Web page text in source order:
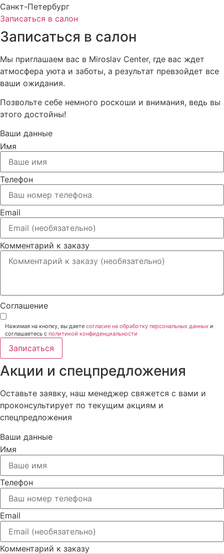
Санкт-Петербург
Записаться в салон
Записаться в салон
Мы приглашаем вас в Miroslav Center, где вас ждет
атмосфера уюта и заботы, а результат превзойдет все
ваши ожидания.
Позвольте себе немного роскоши и внимания, ведь вы
этого достойны!
Ваши данные
Имя
Телефон
Email
Комментарий к заказу
Соглашение
Нажимая на кнопку, вы даете согласие на обработку персональных данных и
соглашаетесь c политикой конфиденциальности
Записаться
Акции и спецпредложения
Оставьте заявку, наш менеджер свяжется с вами и
проконсультирует по текущим акциям и
спецпредложения
Ваши данные
Имя
Телефон
Email
Комментарий к заказу